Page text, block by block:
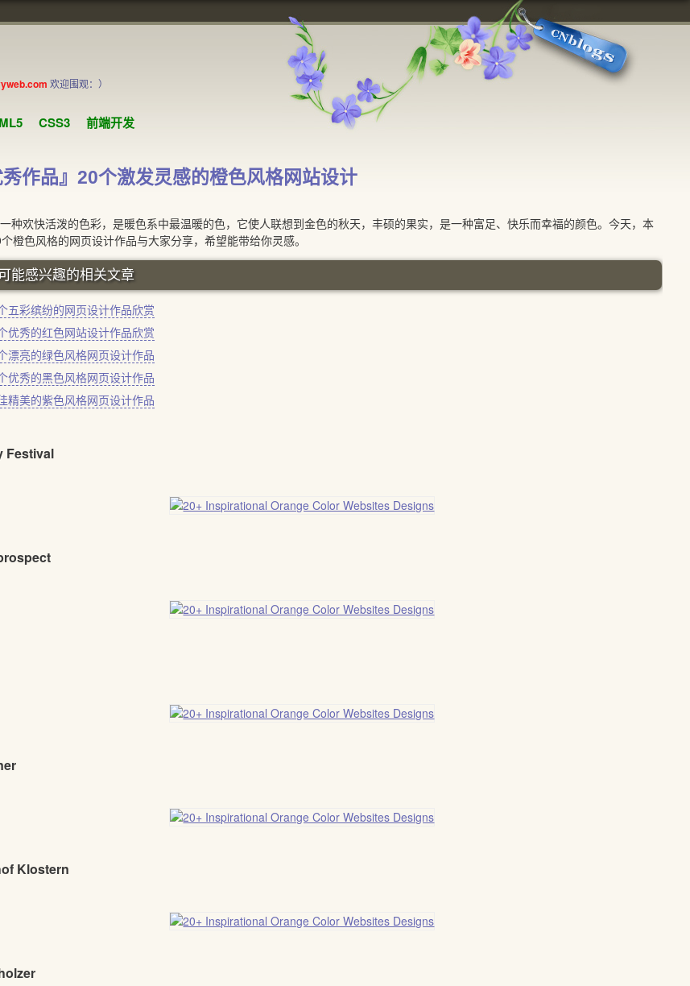
欢迎围观：）
CSS3 前端开发
秀作品』20个激发灵感的橙色风格网站设计
欢快活泼的色彩，是暖色系中最温暖的色，它使人联想到金色的秋天，丰硕的果实，是一种富足、快乐而幸福的颜色。今天，本
橙色风格的网页设计作品与大家分享，希望能带给你灵感。
能感兴趣的相关文章
五彩缤纷的网页设计作品欣赏
优秀的红色网站设计作品欣赏
漂亮的绿色风格网页设计作品
优秀的黑色风格网页设计作品
精美的紫色风格网页设计作品
Festival
Klostern